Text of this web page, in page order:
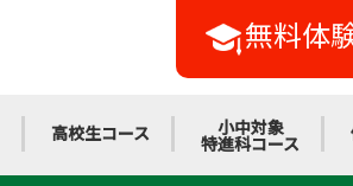
無料体
高校生コース 小中対象
特進科コース